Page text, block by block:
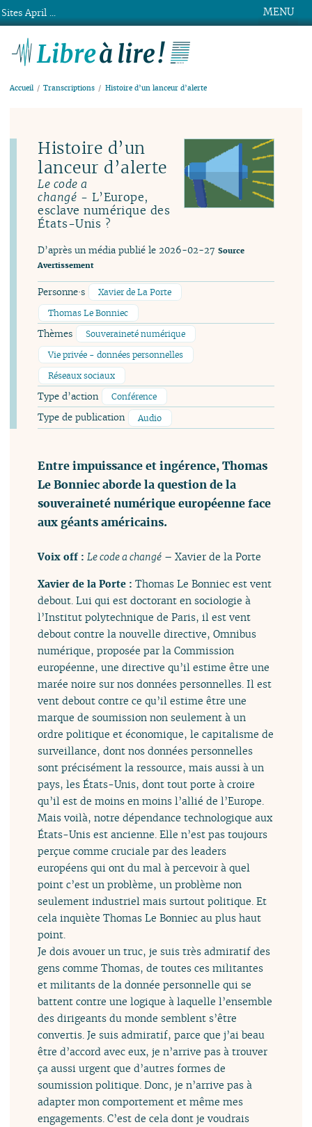
MENU
Accueil Transcriptions Histoire d’un lanceur d’alerte
Histoire d’un
lanceur d’alerte
Le code a
changé - L’Europe,
esclave numérique des
États-Unis ?
D’après un média publié le 2026-02-27 Source
Avertissement
Personne·s
Xavier de La Porte
Thomas Le Bonniec
Thèmes
Souveraineté numérique
Vie privée - données personnelles
Réseaux sociaux
Type d’action Conférence
Type de publication Audio
Entre impuissance et ingérence, Thomas
Le Bonniec aborde la question de la
souveraineté numérique européenne face
aux géants américains.
Voix off :Le code a changé – Xavier de la Porte
Xavier de la Porte :Thomas Le Bonniec est vent
debout. Lui qui est doctorant en sociologie à
l’Institut polytechnique de Paris, il est vent
debout contre la nouvelle directive, Omnibus
numérique, proposée par la Commission
européenne, une directive qu’il estime être une
marée noire sur nos données personnelles. Il est
vent debout contre ce qu’il estime être une
marque de soumission non seulement à un
ordre politique et économique, le capitalisme de
surveillance, dont nos données personnelles
sont précisément la ressource, mais aussi à un
pays, les États-Unis, dont tout porte à croire
qu’il est de moins en moins l’allié de l’Europe.
Mais voilà, notre dépendance technologique aux
États-Unis est ancienne. Elle n’est pas toujours
perçue comme cruciale par des leaders
européens qui ont du mal à percevoir à quel
point c’est un problème, un problème non
seulement industriel mais surtout politique. Et
cela inquiète Thomas Le Bonniec au plus haut
point.
Je dois avouer un truc, je suis très admiratif des
gens comme Thomas, de toutes ces militantes
et militants de la donnée personnelle qui se
battent contre une logique à laquelle l’ensemble
des dirigeants du monde semblent s’être
convertis. Je suis admiratif, parce que j’ai beau
être d’accord avec eux, je n’arrive pas à trouver
ça aussi urgent que d’autres formes de
soumission politique. Donc, je n’arrive pas à
adapter mon comportement et même mes
engagements. C’est de cela dont je voudrais
Sites April ...